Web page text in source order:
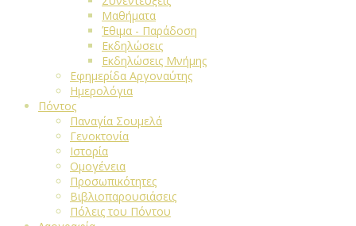
Μαθήματα
Έθιμα - Παράδοση
Εκδηλώσεις
Εκδηλώσεις Μνήμης
Εφημερίδα Αργοναύτης
Ημερολόγια
Πόντος
Παναγία Σουμελά
Γενοκτονία
Ιστορία
Ομογένεια
Προσωπικότητες
Βιβλιοπαρουσιάσεις
Πόλεις του Πόντου